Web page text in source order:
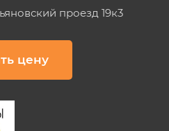
проезд 19к3
цену